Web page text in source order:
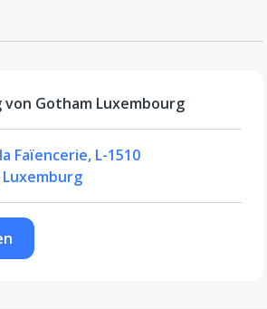
Gotham Luxembourg
Faïencerie, L-1510